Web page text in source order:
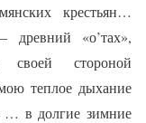
крестьян…
«о’тах»,
стороной
теплое дыхание
… в долгие зимние